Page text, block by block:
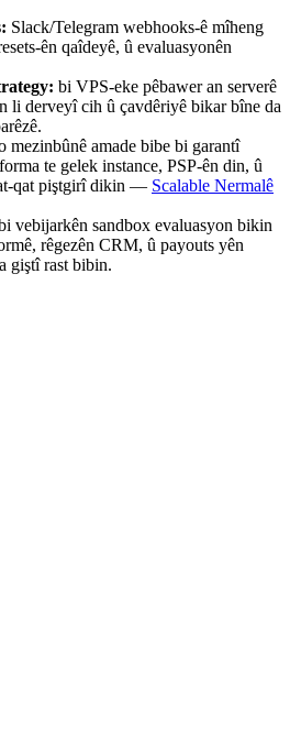
Slack/Telegram webhooks-ê mîheng
ên qaîdeyê, û evaluasyonên
bi VPS-eke pêbawer an serverê
li derveyî cih û çavdêriyê bikar bîne da
mezinbûnê amade bibe bi garantî
te gelek instance, PSP-ên din, û
qat piştgirî dikin — Scalable Nermalê
vebijarkên sandbox evaluasyon bikin
rêgezên CRM, û payouts yên
giştî rast bibin.